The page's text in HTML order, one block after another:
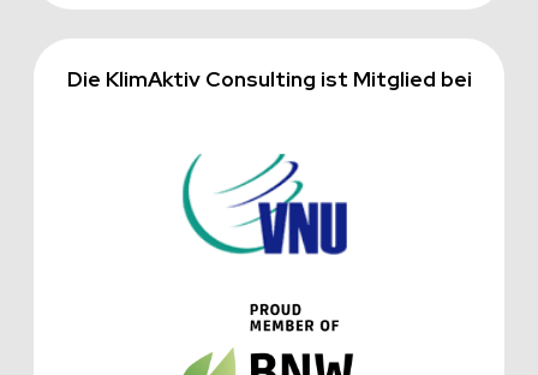
Die KlimAktiv Consulting ist Mitglied bei